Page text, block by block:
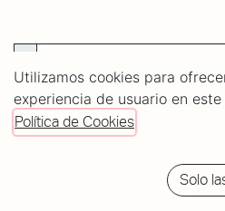
Enviar
Utilizamos cookies para
experiencia de usuario en
Política de Cookies
Solo